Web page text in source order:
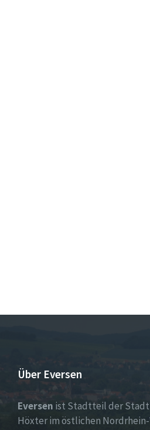
Über Eversen
Eversen ist Stadtteil der Stadt
Höxter im östlichen